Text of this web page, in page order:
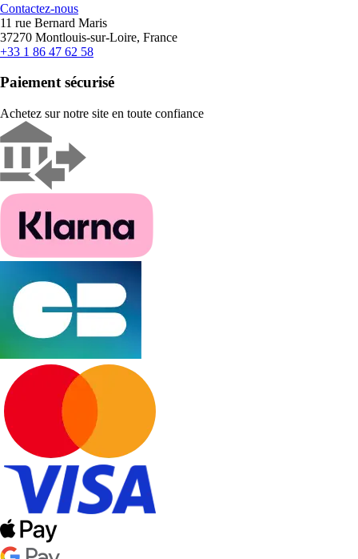
Contactez-nous
11 rue Bernard Maris
37270 Montlouis-sur-Loire, France
+33 1 86 47 62 58
Paiement sécurisé
Achetez sur notre site en toute confiance